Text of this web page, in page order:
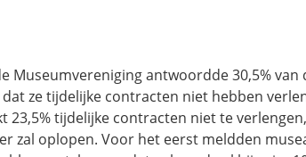
Museumvereniging antwoordde 30,5% van
ze tijdelijke contracten niet hebben
23,5% tijdelijke contracten niet te
zal oplopen. Voor het eerst meldden